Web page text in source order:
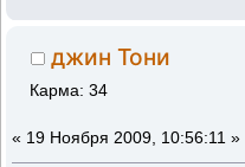
джин Тони
Карма: 34
« 19 Ноября 2009, 10:56:11 »